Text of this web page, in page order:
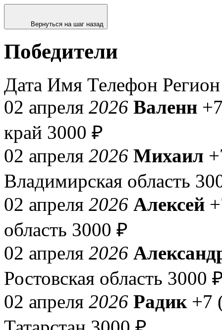
Вернуться на шаг назад
Победители
Дата Имя Телефон Регион
02 апреля 2026 Валенн
край 3000 ₽
02 апреля 2026 Михаил
Владимирская область
02 апреля 2026 Алексей
область 3000 ₽
02 апреля 2026
Ростовская область 3000
02 апреля 2026 Радик +7